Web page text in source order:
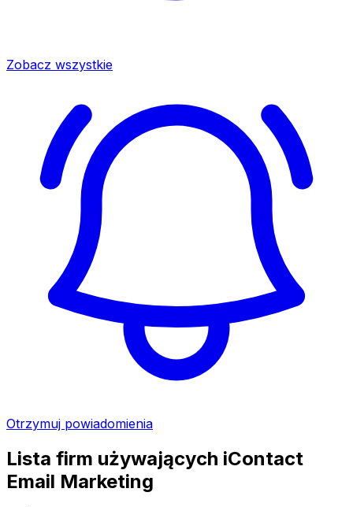
Zobacz wszystkie
Otrzymuj powiadomienia
Lista firm używających iContact
Email Marketing